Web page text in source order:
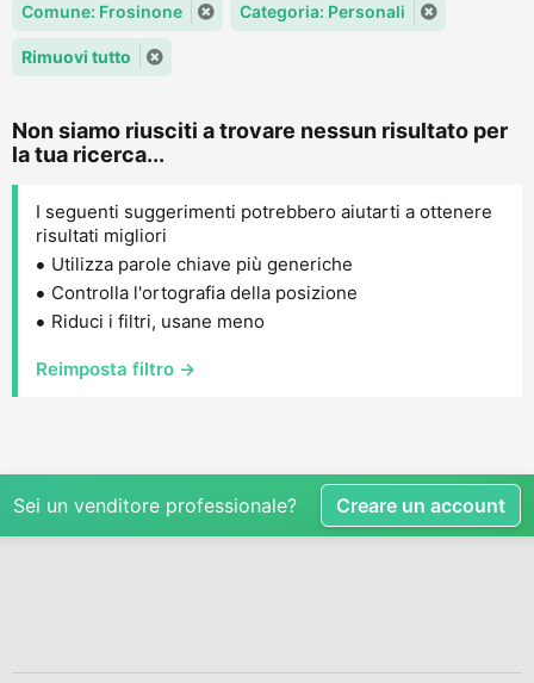
Comune: Frosinone Categoria: Personali
Rimuovi tutto
Non siamo riusciti a trovare nessun risultato per
la tua ricerca...
I seguenti suggerimenti potrebbero aiutarti a ottenere
risultati migliori
Utilizza parole chiave più generiche
Controlla l'ortografia della posizione
Riduci i filtri, usane meno
Reimposta filtro →
Sei un venditore professionale? Creare un account